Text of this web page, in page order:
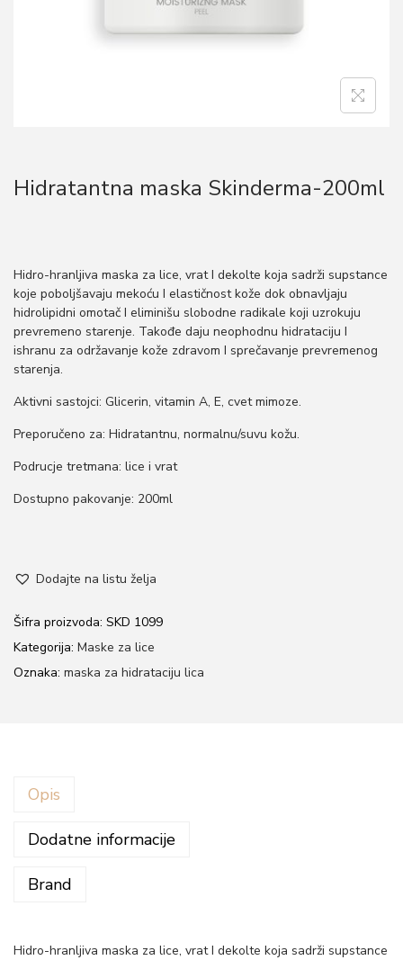
o
n
Hidratantna maska Skinderma-200ml
Hidro-hranljiva maska za lice, vrat I dekolte koja sadrži supstance
koje poboljšavaju mekoću I elastičnost kože dok obnavljaju
hidrolipidni omotač I eliminišu slobodne radikale koji uzrokuju
prevremeno starenje. Takođe daju neophodnu hidrataciju I
ishranu za održavanje kože zdravom I sprečavanje prevremenog
starenja.
Aktivni sastojci: Glicerin, vitamin A, E, cvet mimoze.
Preporučeno za: Hidratantnu, normalnu/suvu kožu.
Podrucje tretmana: lice i vrat
Dostupno pakovanje: 200ml
Dodajte na listu želja
Šifra proizvoda: SKD 1099
Kategorija: Maske za lice
Oznaka: maska za hidrataciju lica
Opis
Dodatne informacije
Brand
Hidro-hranljiva maska za lice, vrat I dekolte koja sadrži supstance